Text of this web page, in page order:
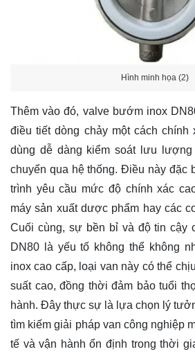
Hình minh họa (2)
Thêm vào đó, valve bướm inox
điều tiết dòng chảy một cách
dùng dễ dàng kiểm soát lưu
chuyển qua hệ thống. Điều này đặc
trình yêu cầu mức độ chính xác
máy sản xuất dược phẩm hay các
Cuối cùng, sự bền bỉ và độ tin cậy
DN80 là yếu tố không thể không
inox cao cấp, loại van này có thể
suất cao, đồng thời đảm bảo tuổi
hành. Đây thực sự là lựa chọn lý
tìm kiếm giải pháp van công nghiệp
tế và vận hành ổn định trong thời